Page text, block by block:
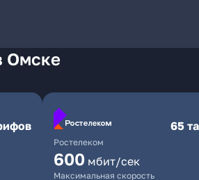
Омске
Ростелеком
65
600 мбит/сек
Максимальная скорость